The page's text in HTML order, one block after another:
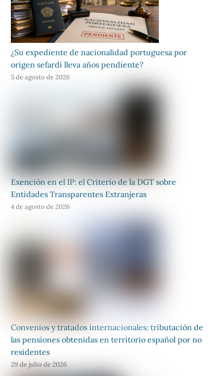
¿Su expediente de nacionalidad portuguesa por
origen sefardí lleva años pendiente?
5 de agosto de 2026
Exención en el IP: el Criterio de la DGT sobre
Entidades Transparentes Extranjeras
4 de agosto de 2026
Convenios y tratados internacionales: tributación de
las pensiones obtenidas en territorio español por no
residentes
29 de julio de 2026